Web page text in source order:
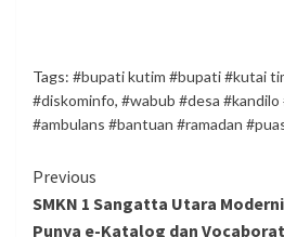
Tags: #bupati kutim #bupati #kutai
#diskominfo, #wabub #desa #kandilo
#ambulans #bantuan #ramadan
Continue
Reading
Previous
SMKN 1 Sangatta Utara
Punya e-Katalog dan